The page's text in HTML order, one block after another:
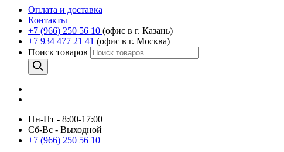
Оплата и доставка
Контакты
+7 (966) 250 56 10 (офис в г. Казань)
+7 934 477 21 41 (офис в г. Москва)
Поиск товаров
Пн-Пт - 8:00-17:00
Сб-Вс - Выходной
+7 (966) 250 56 10